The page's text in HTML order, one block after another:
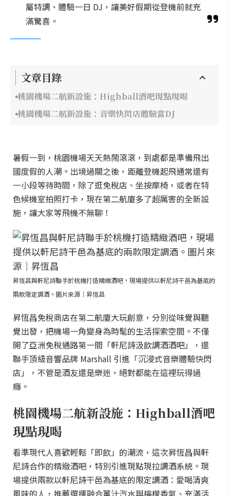
屬特調、體驗一日 DJ，讓美好假期從登機前就充
滿驚喜。
文章目錄
桃園機場二航新設施：Highball酒吧現點現喝
桃園機場二航新設施：音樂快閃店體驗當DJ
暑假一到，桃園機場天天熱鬧滾滾，到處都是準備飛出
國度假的人潮。出境過關之後，距離登機起飛通常還有
一小段等待時間，除了逛免稅店、坐按摩椅，或者在特
色候機室拍照打卡，現在第二航廈多了超厲害的全新設
施，讓大家等飛機不無聊！
昇恆昌與軒尼詩聯手於桃機打造精緻酒吧，現場提供以軒尼詩干邑為基底的
兩款限定調酒。圖片來源｜昇恆昌
昇恆昌免稅商店在第二航廈大玩創意，分別從味覺與聽
覺出發，把機場一角變身為時髦的生活探索空間。不僅
開了亞洲免稅通路第一間「軒尼詩汲飲調酒酒吧」，還
聯手頂級音響品牌 Marshall 引進「沉浸式音樂體驗快閃
店」，不管是酒友還是樂迷，絕對都能在這裡玩得過
癮。
桃園機場二航新設施：Highball酒吧
現點現喝
看準現代人喜歡輕鬆「即飲」的潮流，這次昇恆昌與軒
尼詩合作的精緻酒吧，特別引進現點現拉調酒系統。現
場提供兩款以軒尼詩干邑為基底的限定調酒：愛喝清爽
風味的人，推薦選擇融合薑汁汽水與檸檬香氣、充滿活